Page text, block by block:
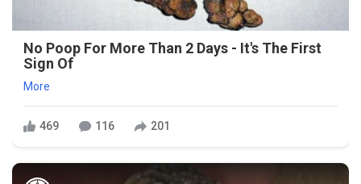
No Poop For More Than 2 Days - It's The First
Sign Of
More
469 116 201